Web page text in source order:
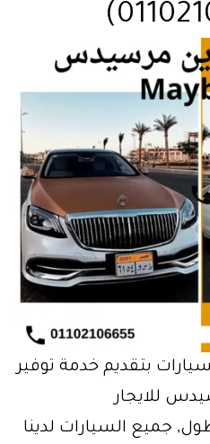
بتقديم خدمة توفير
للايجار
جميع السيارات لدينا